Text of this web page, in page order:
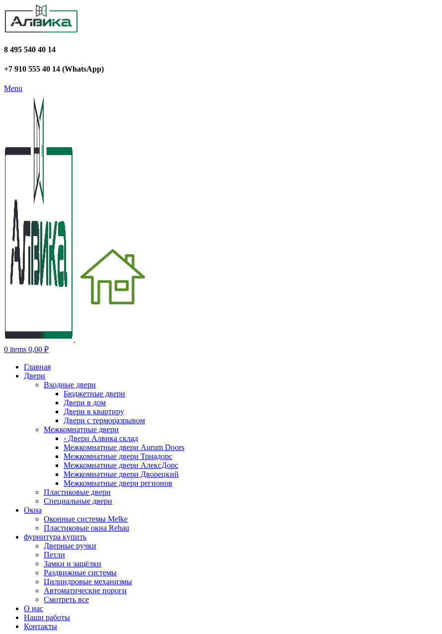
8 495 540 40 14
+7 910 555 40 14 (WhatsApp)
Menu
0 items 0,00 ₽
Главная
Двери
Входные двери
Бюджетные двери
Двери в дом
Двери в квартиру
Двери с терморазрывом
Межкомнатные двери
› Двери Алвика склад
Межкомнатные двери Aurum Doors
Межкомнатные двери Триадорс
Межкомнатные двери АлексДорс
Межкомнатные двери Дворецкий
Межкомнатные двери регионов
Пластиковые двери
Специальные двери
Окна
Оконные системы Melke
Пластиковые окна Rehau
фурнитура купить
Дверные ручки
Петли
Замки и защёлки
Раздвижные системы
Цилиндровые механизмы
Автоматические пороги
Смотреть все
О нас
Наши работы
Контакты